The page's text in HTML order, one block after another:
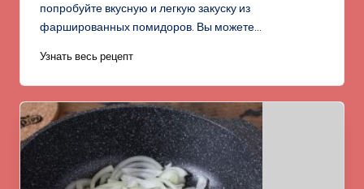
попробуйте вкусную и легкую закуску из
фаршированных помидоров. Вы можете…
Узнать весь рецепт